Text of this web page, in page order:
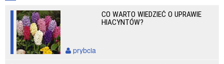
CO WARTO WIEDZIEĆ O UPRAWIE
HIACYNTÓW?
prybcia